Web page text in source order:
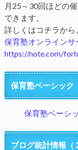
月25～30回ほどの
できます。
詳しくはコチラから
保育塾オンラインサ
https://note.com/
保育塾ベーシック
保育塾ベーシ
ブログ統計情報（